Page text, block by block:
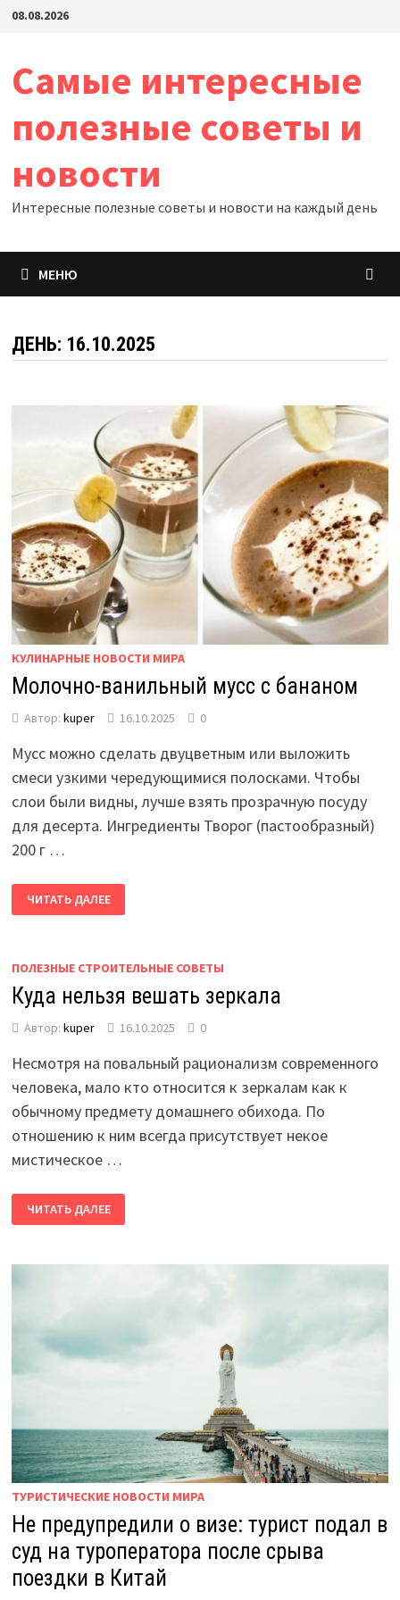
Перейти
08.08.2026
Самые интересные
полезные советы и
новости
Интересные полезные советы и новости на каждый день
МЕНЮ
ДЕНЬ: 16.10.2025
КУЛИНАРНЫЕ НОВОСТИ МИРА
Молочно-ванильный мусс с бананом
Автор: kuper 16.10.2025 0
Мусс можно сделать двуцветным или выложить
смеси узкими чередующимися полосками. Чтобы
слои были видны, лучше взять прозрачную посуду
для десерта. Ингредиенты Творог (пастообразный)
200 г …
ЧИТАТЬ ДАЛЕЕ
ПОЛЕЗНЫЕ СТРОИТЕЛЬНЫЕ СОВЕТЫ
Куда нельзя вешать зеркала
Автор: kuper 16.10.2025 0
Несмотря на повальный рационализм современного
человека, мало кто относится к зеркалам как к
обычному предмету домашнего обихода. По
отношению к ним всегда присутствует некое
мистическое …
ЧИТАТЬ ДАЛЕЕ
ТУРИСТИЧЕСКИЕ НОВОСТИ МИРА
Не предупредили о визе: турист подал в
суд на туроператора после срыва
поездки в Китай